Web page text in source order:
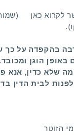
לקרוא כאן
רבה בהקפדה על
באופן הוגן
שלא כדין, אנא
לבית הדין
הזוטר